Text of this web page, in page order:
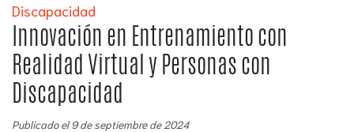
Discapacidad
Innovación en Entrenamiento con
Realidad Virtual y Personas con
Discapacidad
Publicado el 9 de septiembre de 2024